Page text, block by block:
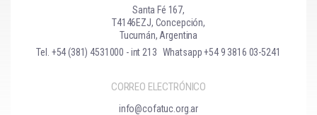
Santa Fé 167,
T4146EZJ, Concepción,
Tucumán, Argentina
Tel. +54 (381) 4531000 - int 213 Whatsapp +54 9 3816 03-5241
CORREO ELECTRÓNICO
info@cofatuc.org.ar